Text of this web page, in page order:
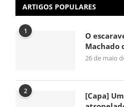
ARTIGOS POPULARES
1
O
Machado
26 de maio
2
[Capa]